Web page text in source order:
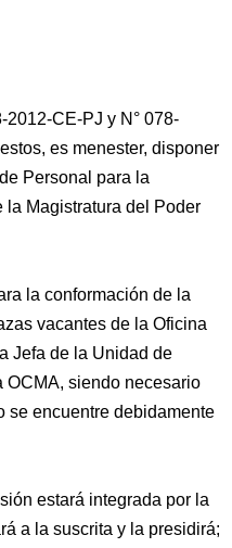
CE-PJ y N° 078-
es menester, disponer
Personal para la
la Magistratura del Poder
la conformación de la
vacantes de la Oficina
Jefa de la Unidad de
OCMA, siendo necesario
se encuentre debidamente
estará integrada por la
a la suscrita y la presidirá;